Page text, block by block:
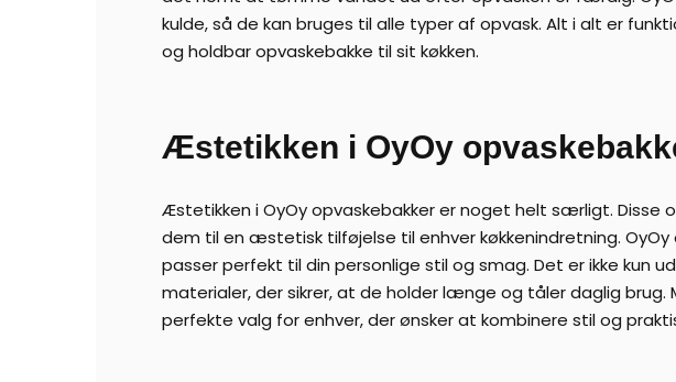
kulde, så de kan bruges til alle typer af opvask. Alt i alt er
og holdbar opvaskebakke til sit køkken.
Æstetikken i OyOy
Æstetikken i OyOy opvaskebakker er noget helt særligt.
dem til en æstetisk tilføjelse til enhver køkkenindretning.
passer perfekt til din personlige stil og smag. Det er ikke kun
materialer, der sikrer, at de holder længe og tåler daglig
perfekte valg for enhver, der ønsker at kombinere stil og